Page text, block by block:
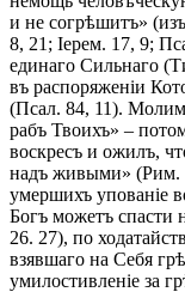
и не согрѣшитъ»
8, 21; Іерем. 17, 9;
единаго Сильнаго
въ распоряженіи
(Псал. 84, 11).
рабъ Твоихъ» –
воскресъ и ожилъ,
надъ живыми» (Рим.
умершихъ упованіе
Богъ можетъ спасти
26. 27), по
взявшаго на Себя
умилостивленіе за